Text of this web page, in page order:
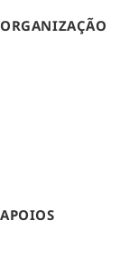
ORGANIZAÇÃO
APOIOS